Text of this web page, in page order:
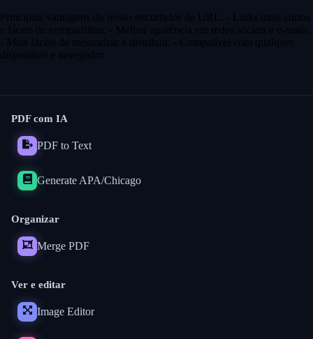
Principais vantagens do nosso encurtador de URL: - Links mais curtos
e fáceis de compartilhar. - Melhor aparência em redes sociais e e-mails.
- Mais fáceis de memorizar e distribuir. - Compatível com qualquer
dispositivo e navegador.
PDF com IA
PDF to Text
Generate APA/Chicago
Organizar
Merge PDF
Ver e editar
Image Editor